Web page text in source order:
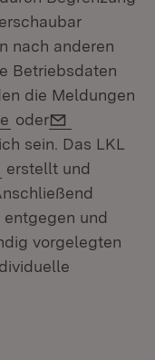
nach anderen
Betriebsdaten
die Meldungen
oder
sein. Das LKL
(Öffnet in neuem
erstellt und
und
vorgelegten